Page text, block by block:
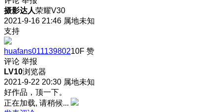
摄影达人荣耀V30
2021-9-16 21:46 属地未知
支持
huafans01113980210F 赞
评论 举报
LV10浏览器
2021-9-22 20:30 属地未知
好作品，顶一下。
正在加载, 请稍候...